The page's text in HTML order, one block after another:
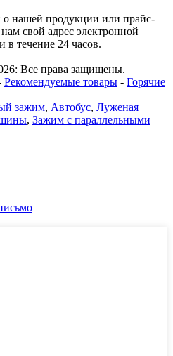
нашей продукции или прайс-
свой адрес электронной
течение 24 часов.
Все права защищены.
Рекомендуемые товары - Горячие
зажим, Автобус, Луженая
, Зажим с параллельными